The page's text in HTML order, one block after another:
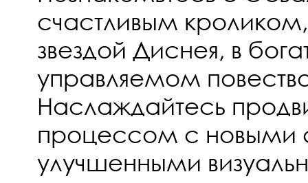
счастливым
звездой Диснея, в
управляемом
Наслаждайтесь
процессом с новыми
улучшенными